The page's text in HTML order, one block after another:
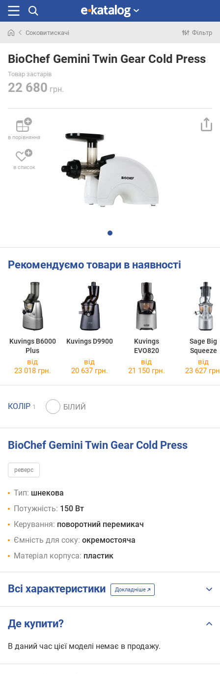
раніше
Соковитискачі Фільтр
BioChef Gemini Twin Gear Cold Press
Товар застарів
22 680 грн.
в порівняння
в список
Рекомендуємо товари в наявності
Kuvings B6000
Plus
Kuvings D9900
Kuvings
EVO820
Sage Big
Squeeze
від
23 018 грн.
від
20 637 грн.
від
21 150 грн.
від
23 627
КОЛІР 1
BioChef Gemini Twin Gear Cold Press
реверс
Тип: шнекова
Потужність: 150 Вт
Керування: поворотний перемикач
Ємність для соку: окремостояча
Матеріал корпуса: пластик
Всі характеристики Докладніше
Де купити?
В даний час цієї моделі немає в продажу.